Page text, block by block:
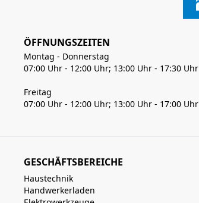
ÖFFNUNGSZEITEN
Montag - Donnerstag
07:00 Uhr - 12:00 Uhr; 13:00 Uhr - 17:30 Uhr
Freitag
07:00 Uhr - 12:00 Uhr; 13:00 Uhr - 17:00 Uhr
GESCHÄFTSBEREICHE
Haustechnik
Handwerkerladen